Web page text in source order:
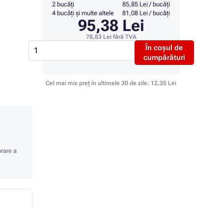
2 bucăți
85,85 Lei / bucăți
4 bucăți și multe altele
81,08 Lei / bucăți
95,38 Lei
78,83 Lei fără TVA
În coșul de
cumpărături
Cel mai mic preț în ultimele 30 de zile: 12,35 Lei
a